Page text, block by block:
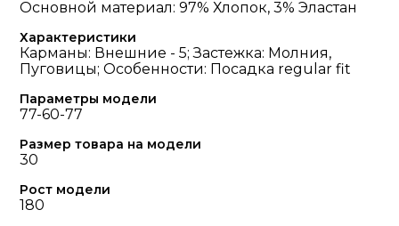
Основной материал: 97% Хлопок, 3% Эластан
Характеристики
Карманы: Внешние - 5; Застежка: Молния,
Пуговицы; Особенности: Посадка regular fit
Параметры модели
77-60-77
Размер товара на модели
30
Рост модели
180